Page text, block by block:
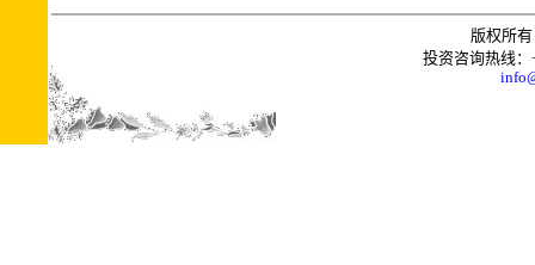
版权所
投资咨询热线：